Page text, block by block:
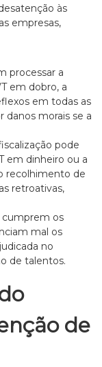
às
empresas,
processar a
em dobro, a
em todas as
danos morais se a
pode
em dinheiro ou a
recolhimento de
retroativas,
os
mal os
no
de talentos.
de